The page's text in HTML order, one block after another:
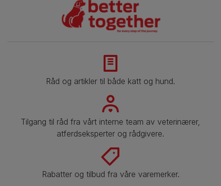
Råd og artikler til både katt og hund.
Tilgang til råd fra vårt interne team av veterinærer,
atferdseksperter og rådgivere.
Rabatter og tilbud fra våre varemerker.